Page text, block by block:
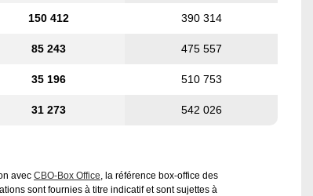
150 412 390 314
85 243 475 557
35 196 510 753
31 273 542 026
avec CBO-Box Office, la référence box-office des
sont fournies à titre indicatif et sont sujettes à